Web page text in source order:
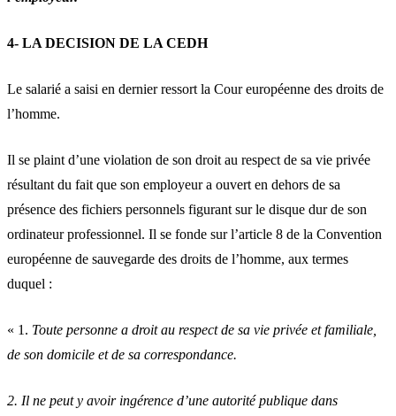
4- LA DECISION DE LA CEDH
Le salarié a saisi en dernier ressort la Cour européenne des droits de
l’homme.
Il se plaint d’une violation de son droit au respect de sa vie privée
résultant du fait que son employeur a ouvert en dehors de sa
présence des fichiers personnels figurant sur le disque dur de son
ordinateur professionnel. Il se fonde sur l’article 8 de la Convention
européenne de sauvegarde des droits de l’homme, aux termes
duquel :
« 1. Toute personne a droit au respect de sa vie privée et familiale,
de son domicile et de sa correspondance.
2. Il ne peut y avoir ingérence d’une autorité publique dans